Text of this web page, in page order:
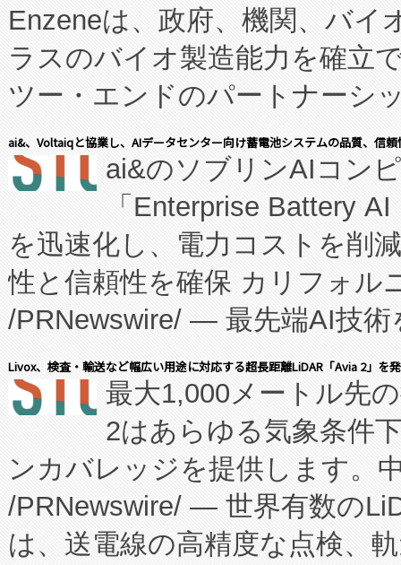
Enzeneは、政府、機関、バイ
ラスのバイオ製造能力を確立
ツー・エンドのパートナーシ
表しました。 同社の実績ある
manufacturing™ (FCCM™) プ
たNeXは、バイオ医薬品製造
従来のフェッドバッチ施設の
に、患者やサプライチェーン
キー方式で拡張性が高く、持
す。FCCM‑を活用した現地生
患者にとっての費用負担を大
のアクセスを大幅に拡大する
Fully-Connected Continuous
プログラムには、施設設計・
に関する技術移転および知的
ai&、Voltaiqと協業し、AIデータセンター向け蓄電池システムの品質、信
ai&のソブリンAIコン
「Enterprise Battery
を迅速化し、電力コストを削
性と信頼性を確保 カリフォル
/PRNewswire/ — 最先端AI技術
会社エーアイ・アンド：本社
President原信平）と、エンタ
ードするVoltaiqは、日本にあ
ーエネルギー貯蔵システム（
た。 Voltaiq独自のAI搭載プラ
定、統合、導入、運用に至る
Livox、検査・輸送など幅広い用途に対応する超長距離LiDAR「Avia 2」を
最大1,000メートル先
2はあらゆる気象条件
ンカバレッジを提供します。
/PRNewswire/ — 世界有数の
は、送電線の高精度な点検、